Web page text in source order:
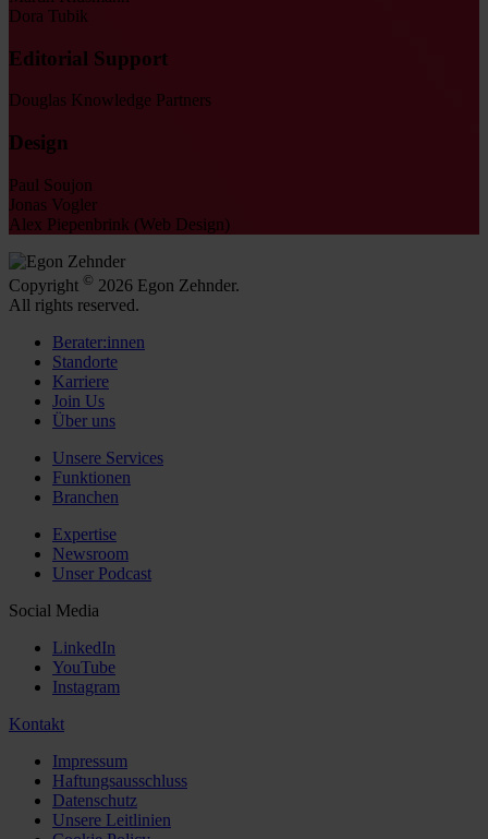
Dora Tubik
Editorial Support
Douglas Knowledge Partners
Design
Paul Soujon
Jonas Vogler
Alex Piepenbrink (Web Design)
Copyright © 2026 Egon Zehnder.
All rights reserved.
Berater:innen
Standorte
Karriere
Join Us
Über uns
Unsere Services
Funktionen
Branchen
Expertise
Newsroom
Unser Podcast
Social Media
LinkedIn
YouTube
Instagram
Kontakt
Impressum
Haftungsausschluss
Datenschutz
Unsere Leitlinien